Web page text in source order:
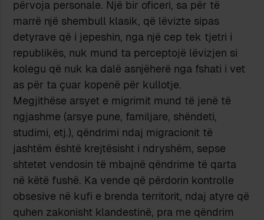
përvoja personale. Një bir oficeri, sa për të
marrë një shembull klasik, që lëvizte sipas
detyrave që i jepeshin, nga një cep tek tjetri i
republikës, nuk mund ta perceptojë lëvizjen si
kolegu që nuk ka dalë asnjëherë nga fshati i vet
as për ta çuar kopenë për kullotje.
Megjithëse arsyet e migrimit mund të jenë të
ngjashme (arsye pune, familjare, shëndeti,
studimi, etj.), qëndrimi ndaj migracionit të
jashtëm është krejtësisht i ndryshëm, sepse
shtetet vendosin të mbajnë qëndrime të qarta
në këtë fushë. Ka vende që përdorin kontrolle
obsesive në kufi e brenda territorit, ndaj atyre që
quhen zakonisht klandestinë, pra me qëndrim